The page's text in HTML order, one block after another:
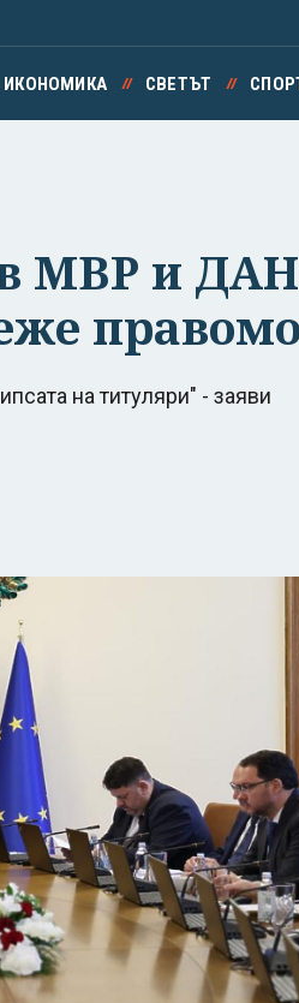
ИКОНОМИКА СВЕТЪТ
МВР и
на титуляри" - заяви